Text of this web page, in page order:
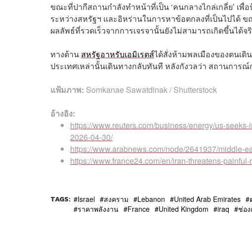
ขณะที่ปากีสถานกำลังทำหน้าที่เป็น ‘คนกลางไกล่เกลี่ย’ เ
ระหว่างสหรัฐฯ และอิหร่านในการหาข้อตกลงที่เป็นไปได้
ผลลัพธ์ที่รวดเร็วจากการเจรจานั้นยังไม่สามารถเกิดขึ้นได้จ
ทางด้าน สหรัฐอาหรับเอมิเรตส์ได้สั่งห้ามพลเมืองของตนเดิ
ประเทศเหล่านั้นเดินทางกลับทันที หลังกังวลว่า สถานการ
แฟ้มภาพ: Somkanae Sawatdinak / Shutterstock
อ้างอิง:
https://www.reuters.com/business/energy/us-
2026-04-30/
https://www.arabnews.com/node/2641937/middle-
https://www.france24.com/en/iran-threatens-
TAGS: Israel สงคราม Lebanon United Arab Emirates
ราคาพลังงาน
France United Kingdom iraq ช่อ